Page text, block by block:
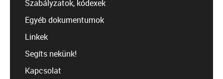
Szabályzatok, kódexek
Egyéb dokumentumok
Linkek
Segíts nekünk!
Kapcsolat